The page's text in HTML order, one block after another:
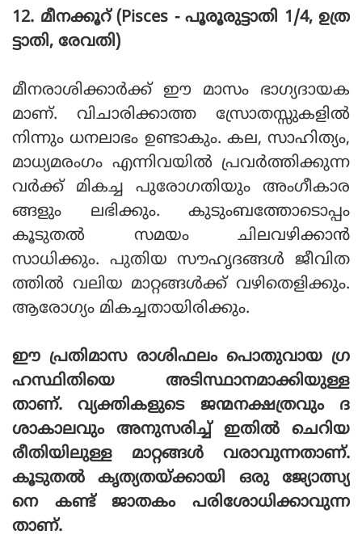
12. മീനക്കൂറ് (Pisces - പൂരൂരുട്ടാതി 1/4, ഉത്ര
ട്ടാതി, രേവതി)
മീനരാശിക്കാര്‍ക്ക് ഈ മാസം ഭാഗ്യദായക
മാണ്. വിചാരിക്കാത്ത സ്രോതസ്സുകളില്‍
നിന്നും ധനലാഭം ഉണ്ടാകും. കല, സാഹിത്യം,
മാധ്യമരംഗം എന്നിവയില്‍ പ്രവര്‍ത്തിക്കുന്ന
വര്‍ക്ക് മികച്ച പുരോഗതിയും അംഗീകാര
ങ്ങളും ലഭിക്കും. കുടുംബത്തോടൊപ്പം
കൂടുതല്‍ സമയം ചിലവഴിക്കാന്‍
സാധിക്കും. പുതിയ സൗഹൃദങ്ങള്‍ ജീവിത
ത്തില്‍ വലിയ മാറ്റങ്ങള്‍ക്ക് വഴിതെളിക്കും.
ആരോഗ്യം മികച്ചതായിരിക്കും.
ഈ പ്രതിമാസ രാശിഫലം പൊതുവായ ഗ്ര
ഹസ്ഥിതിയെ അടിസ്ഥാനമാക്കിയുള്ള
താണ്. വ്യക്തികളുടെ ജന്മനക്ഷത്രവും ദ
ശാകാലവും അനുസരിച്ച് ഇതില്‍ ചെറിയ
രീതിയിലുള്ള മാറ്റങ്ങള്‍ വരാവുന്നതാണ്.
കൂടുതല്‍ കൃത്യതയ്ക്കായി ഒരു ജ്യോത്സ്യ
നെ കണ്ട് ജാതകം പരിശോധിക്കാവുന്ന
താണ്.